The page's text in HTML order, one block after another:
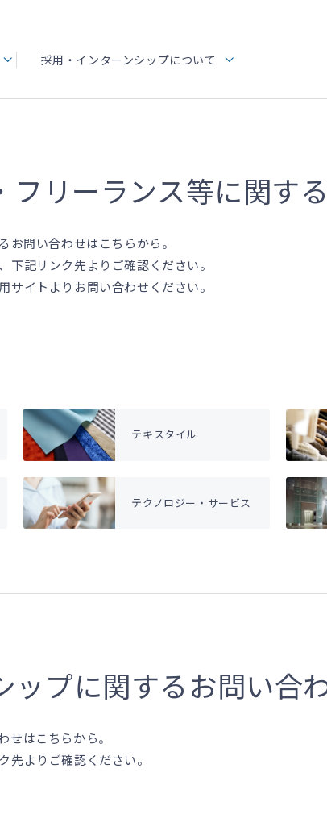
採用・インターンシップについて
フリーランス等に関す
お問い合わせはこちらから。
記リンク先よりご確認ください。
サイトよりお問い合わせください。
テキスタイル
テクノロジー・サービス
ップに関するお問い合
せはこちらから。
先よりご確認ください。